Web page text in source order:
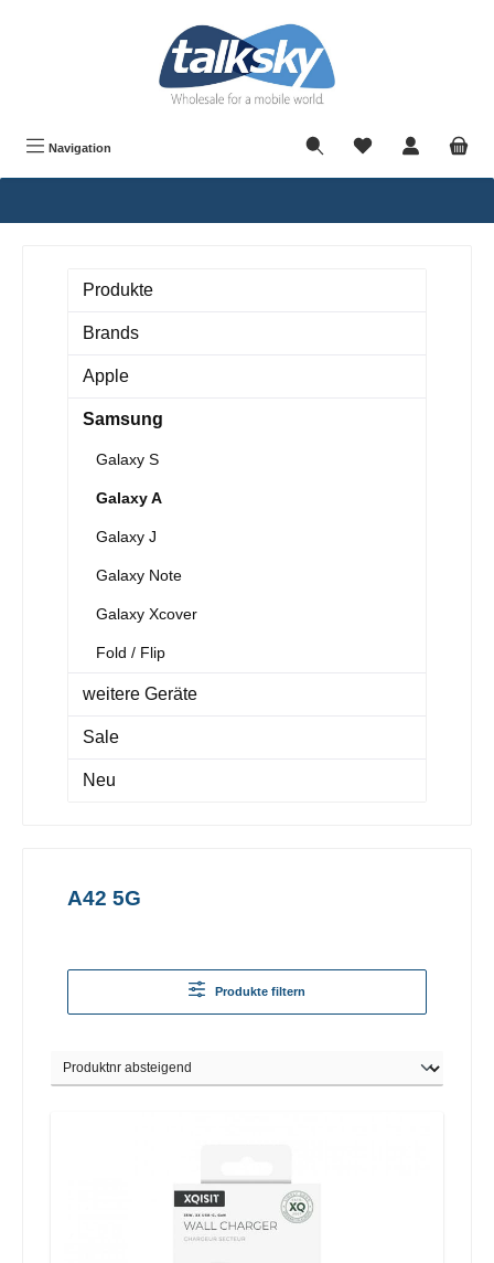
Navigation
Produkte
Brands
Apple
Samsung
Galaxy S
Galaxy A
Galaxy J
Galaxy Note
Galaxy Xcover
Fold / Flip
weitere Geräte
Sale
Neu
A42 5G
Produkte filtern